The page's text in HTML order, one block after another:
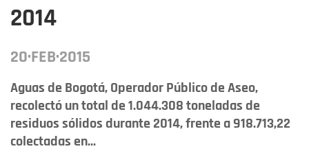
2014
20·FEB·2015
Aguas de Bogotá, Operador Público de Aseo,
recolectó un total de 1.044.308 toneladas de
residuos sólidos durante 2014, frente a 918.713,22
colectadas en...